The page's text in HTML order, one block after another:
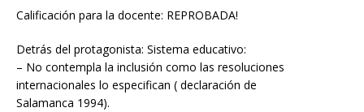
Calificación para la docente: REPROBADA!
Detrás del protagonista: Sistema educativo:
– No contempla la inclusión como las resoluciones
internacionales lo especifican ( declaración de
Salamanca 1994).